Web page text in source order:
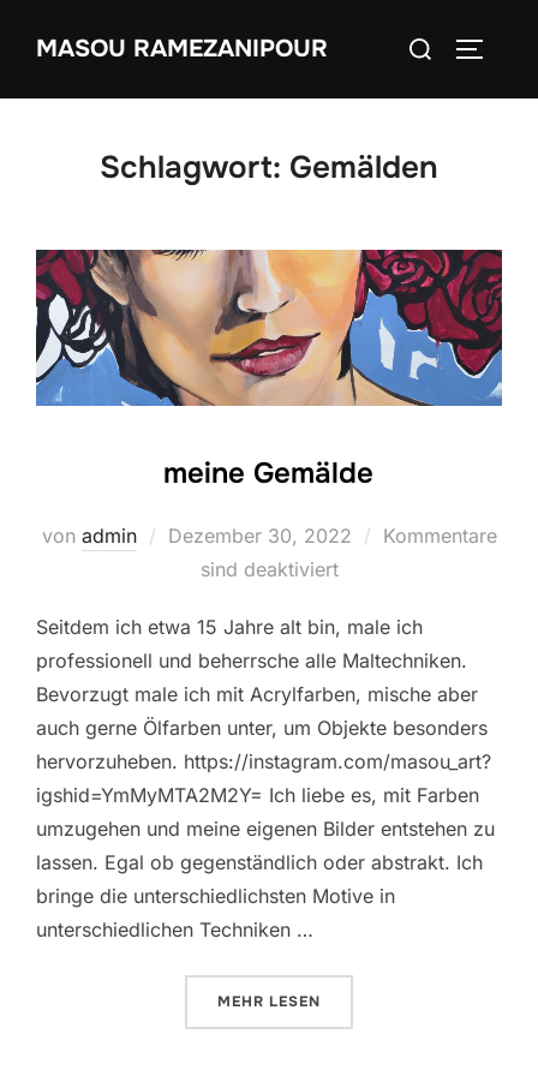
InhaltMASOU RAMEZANIPOUR
Suchen
Schlagwort: Gemälden
meine Gemälde
von admin
Veröffentlicht
Dezember 30, 2022
Kommentare
sind deaktiviert
Seitdem ich etwa 15 Jahre alt bin, male ich
professionell und beherrsche alle Maltechniken.
Bevorzugt male ich mit Acrylfarben, mische aber
auch gerne Ölfarben unter, um Objekte besonders
hervorzuheben. https://instagram.com/masou_art?
igshid=YmMyMTA2M2Y= Ich liebe es, mit Farben
umzugehen und meine eigenen Bilder entstehen zu
lassen. Egal ob gegenständlich oder abstrakt. Ich
bringe die unterschiedlichsten Motive in
unterschiedlichen Techniken …
MEHR ÜBER „MEINE GEMÄLDE“
LESEN